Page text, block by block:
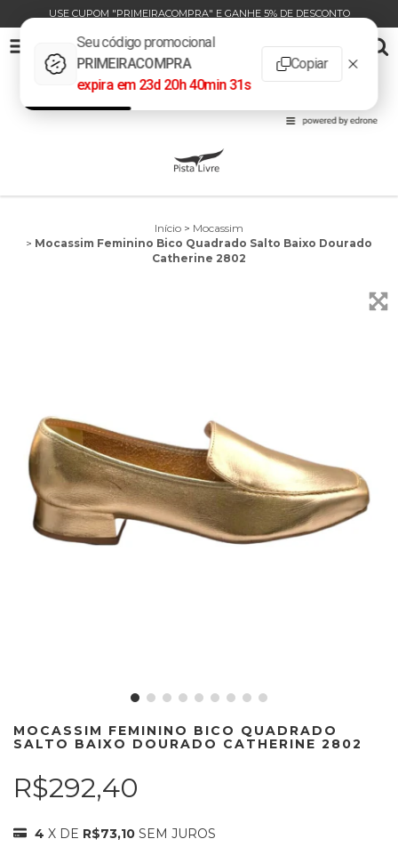
USE CUPOM "PRIMEIRACOMPRA" E GANHE 5% DE DESCONTO
MOCASSIM FEMININO BICO QUADRADO SALTO BAIXO DOURADO CATHERINE 2802
INÍCIO
Início > Mocassim
> Mocassim Feminino Bico Quadrado Salto Baixo Dourado
Catherine 2802
MOCASSIM FEMININO BICO QUADRADO
SALTO BAIXO DOURADO CATHERINE 2802
R$292,40
4 X DE R$73,10 SEM JUROS